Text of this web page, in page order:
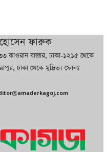
জামিন বাতিল করতে ল
সরকারফারুক
কাওরান বাজার, ঢাকা-১২১৫ থেকে
ঢাকা থেকে মুদ্রিত। ফোনঃ